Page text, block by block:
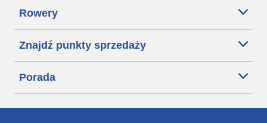
Rowery
Znajdź punkty sprzedaży
Porada